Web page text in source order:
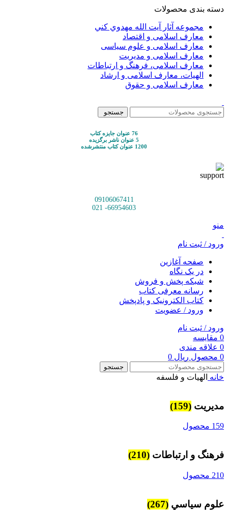
دسته بندی محصولات
مجموعه آثار آيت الله مهدوي كني
معارف اسلامی و اقتصاد
معارف اسلامی و علوم سیاسی
معارف اسلامی و مدیریت
معارف اسلامی، فرهنگ و ارتباطات
الهیات، معارف اسلامی و ارشاد
معارف اسلامی و حقوق
جستجو
76 عنوان جایزه کتاب
5 عنوان ناشر برگزیده
1200 عنوان کتاب منتشرشده
09106067411
66954603- 021
منو
ورود / ثبت نام
صفحه آغازین
در یک نگاه
شبکه پخش و فروش
رسانه معرفی کتاب
کتاب الکترونیک و پادپخش
ورود / عضویت
ورود / ثبت نام
0 مقایسه
0 علاقه مندی
0 محصول ریال
جستجو
خانه الهیات و فلسفه
مديريت (159)
159 محصول
فرهنگ و ارتباطات (210)
210 محصول
علوم سياسي (267)